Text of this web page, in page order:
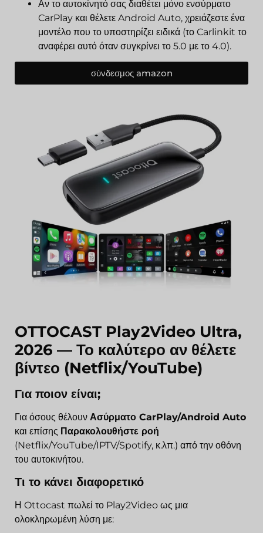
Αν το αυτοκίνητό σας διαθέτει μόνο ενσύρματο
CarPlay και θέλετε Android Auto, χρειάζεστε ένα
μοντέλο που το υποστηρίζει ειδικά (το Carlinkit το
αναφέρει αυτό όταν συγκρίνει το 5.0 με το 4.0).
σύνδεσμος amazon
OTTOCAST Play2Video Ultra,
2026 — Το καλύτερο αν θέλετε
βίντεο (Netflix/YouTube)
Για ποιον είναι;
Για όσους θέλουν Ασύρματο CarPlay/Android Auto
και επίσης Παρακολουθήστε ροή
(Netflix/YouTube/IPTV/Spotify, κ.λπ.) από την οθόνη
του αυτοκινήτου.
Τι το κάνει διαφορετικό
Η Ottocast πωλεί το Play2Video ως μια
ολοκληρωμένη λύση με: